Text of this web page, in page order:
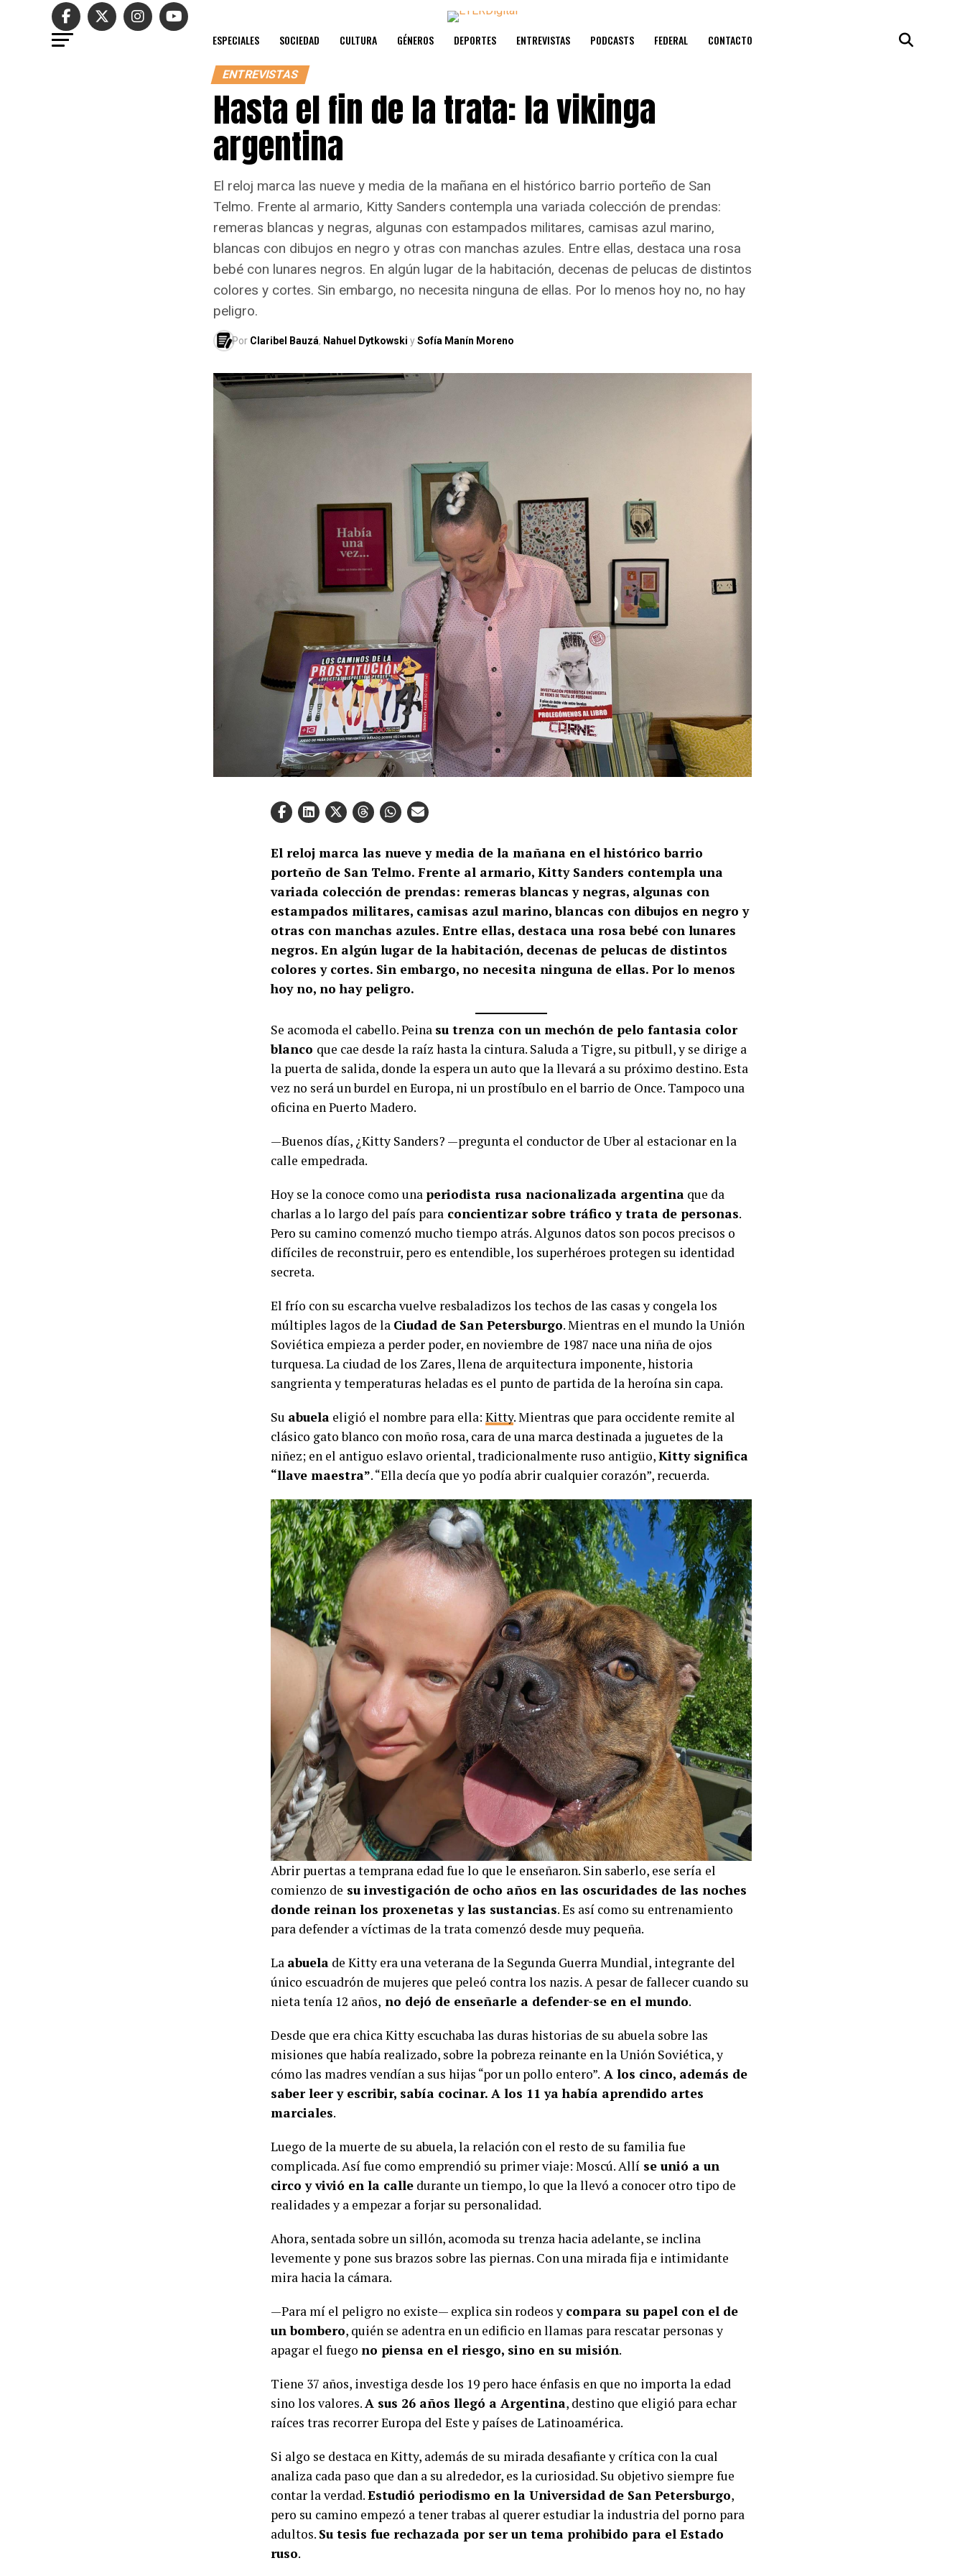
ESPECIALES SOCIEDAD CULTURA GÉNEROS DEPORTES ENTREVISTAS PODCASTS FEDERAL CONTACTO
ENTREVISTAS
Hasta el fin de la trata: la vikinga
argentina
El reloj marca las nueve y media de la mañana en el histórico barrio porteño de San
Telmo. Frente al armario, Kitty Sanders contempla una variada colección de prendas:
remeras blancas y negras, algunas con estampados militares, camisas azul marino,
blancas con dibujos en negro y otras con manchas azules. Entre ellas, destaca una rosa
bebé con lunares negros. En algún lugar de la habitación, decenas de pelucas de distintos
colores y cortes. Sin embargo, no necesita ninguna de ellas. Por lo menos hoy no, no hay
peligro.
Por Claribel Bauzá, Nahuel Dytkowski ySofía Manín Moreno
El reloj marca las nueve y media de la mañana en el histórico barrio
porteño de San Telmo. Frente al armario, Kitty Sanders contempla una
variada colección de prendas: remeras blancas y negras, algunas con
estampados militares, camisas azul marino, blancas con dibujos en negro y
otras con manchas azules. Entre ellas, destaca una rosa bebé con lunares
negros. En algún lugar de la habitación, decenas de pelucas de distintos
colores y cortes. Sin embargo, no necesita ninguna de ellas. Por lo menos
hoy no, no hay peligro.
Se acomoda el cabello. Peina su trenza con un mechón de pelo fantasia color
blanco que cae desde la raíz hasta la cintura. Saluda a Tigre, su pitbull, y se dirige a
la puerta de salida, donde la espera un auto que la llevará a su próximo destino. Esta
vez no será un burdel en Europa, ni un prostíbulo en el barrio de Once. Tampoco una
oficina en Puerto Madero.
—Buenos días, ¿Kitty Sanders? —pregunta el conductor de Uber al estacionar en la
calle empedrada.
Hoy se la conoce como una periodista rusa nacionalizada argentina que da
charlas a lo largo del país para concientizar sobre tráfico y trata de personas.
Pero su camino comenzó mucho tiempo atrás. Algunos datos son pocos precisos o
difíciles de reconstruir, pero es entendible, los superhéroes protegen su identidad
secreta.
El frío con su escarcha vuelve resbaladizos los techos de las casas y congela los
múltiples lagos de la Ciudad de San Petersburgo. Mientras en el mundo la Unión
Soviética empieza a perder poder, en noviembre de 1987 nace una niña de ojos
turquesa. La ciudad de los Zares, llena de arquitectura imponente, historia
sangrienta y temperaturas heladas es el punto de partida de la heroína sin capa.
Su abuela eligió el nombre para ella: Kitty. Mientras que para occidente remite al
clásico gato blanco con moño rosa, cara de una marca destinada a juguetes de la
niñez; en el antiguo eslavo oriental, tradicionalmente ruso antigüo,Kitty significa
“llave maestra”. “Ella decía que yo podía abrir cualquier corazón”, recuerda.
Abrir puertas a temprana edad fue lo que le enseñaron. Sin saberlo, ese sería el
comienzo de su investigación de ocho años en las oscuridades de las noches
donde reinan los proxenetas y las sustancias. Es así como su entrenamiento
para defender a víctimas de la trata comenzó desde muy pequeña.
La abuela de Kitty era una veterana de la Segunda Guerra Mundial, integrante del
único escuadrón de mujeres que peleó contra los nazis. A pesar de fallecer cuando su
nieta tenía 12 años, no dejó de enseñarle a defender-se en el mundo.
Desde que era chica Kitty escuchaba las duras historias de su abuela sobre las
misiones que había realizado, sobre la pobreza reinante en la Unión Soviética, y
cómo las madres vendían a sus hijas “por un pollo entero”. A los cinco, además de
saber leer y escribir, sabía cocinar. A los 11 ya había aprendido artes
marciales.
Luego de la muerte de su abuela, la relación con el resto de su familia fue
complicada. Así fue como emprendió su primer viaje: Moscú. Allí se unió a un
circo y vivió en la calle durante un tiempo, lo que la llevó a conocer otro tipo de
realidades y a empezar a forjar su personalidad.
Ahora, sentada sobre un sillón, acomoda su trenza hacia adelante, se inclina
levemente y pone sus brazos sobre las piernas. Con una mirada fija e intimidante
mira hacia la cámara.
—Para mí el peligro no existe— explica sin rodeos y compara su papel con el de
un bombero, quién se adentra en un edificio en llamas para rescatar personas y
apagar el fuego no piensa en el riesgo, sino en su misión.
Tiene 37 años, investiga desde los 19 pero hace énfasis en que no importa la edad
sino los valores.A sus 26 años llegó a Argentina, destino que eligió para echar
raíces tras recorrer Europa del Este y países de Latinoamérica.
Si algo se destaca en Kitty, además de su mirada desafiante y crítica con la cual
analiza cada paso que dan a su alrededor, es la curiosidad. Su objetivo siempre fue
contar la verdad.Estudió periodismo en la Universidad de San Petersburgo,
pero su camino empezó a tener trabas al querer estudiar la industria del porno para
adultos. Su tesis fue rechazada por ser un tema prohibido para el Estado
ruso.